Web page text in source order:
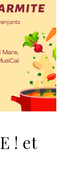
! et